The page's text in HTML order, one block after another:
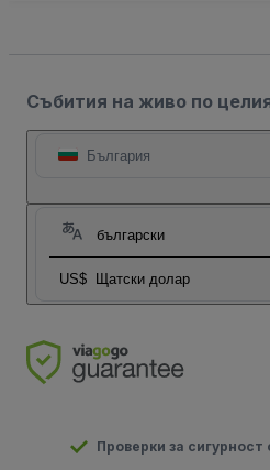
Събития на живо по
България
български
US$ Щатски долар
Проверки за сигурност